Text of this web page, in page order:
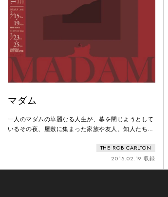
マダム
一人のマダムの華麗なる人生が、幕を閉じようとして
いるその夜、屋敷に集まった家族や友人、知人たちマ
THE ROB CARLTON
2015.02.19 収録